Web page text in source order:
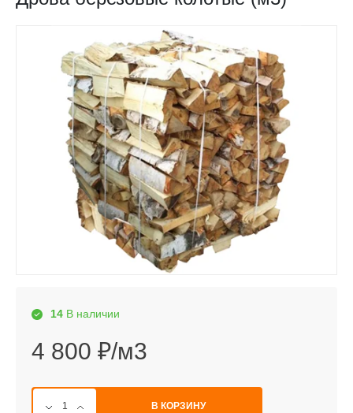
14 В наличии
4 800 ₽/м3
В КОРЗИНУ